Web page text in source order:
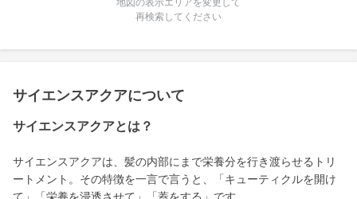
地図の表示エリアを変更して
再検索してください
サイエンスアクアについて
サイエンスアクアとは？
サイエンスアクアは、髪の内部にまで栄養分を行き渡らせるトリ
ートメント。その特徴を一言で言うと、「キューティクルを開け